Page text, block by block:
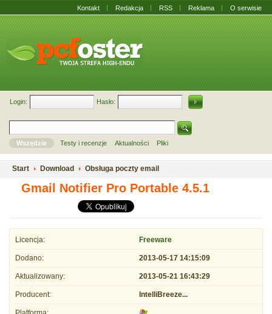
Kontakt Redakcja RSS Reklama O serwisie
Login: Hasło:
Wszędzie Testy i recenzje Aktualności Pliki
Start Download Obsługa poczty email
Gmail Notifier Pro Portable 4.5.1
Licencja: Freeware
Dodano: 2013-05-17 14:15:09
Aktualizowany: 2013-05-21 16:43:29
Producent: IntelliBreeze...